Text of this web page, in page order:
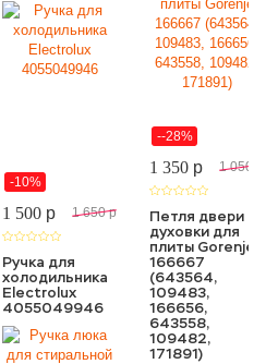
-10%
1 500 p 1 650 p
Ручка для
холодильника
Electrolux
4055049946
--28%
1 350 p 1 050
Петля двери
духовки для
плиты Gorenje
166667
(643564,
109483,
166656,
643558,
109482,
171891)